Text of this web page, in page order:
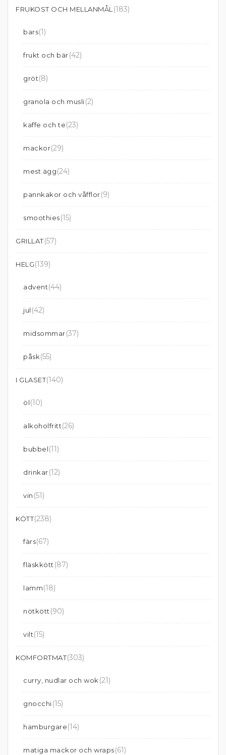
FRUKOST OCH MELLANMÅL (183)
bars(1)
frukt och bär(42)
gröt(8)
granola och musli(2)
kaffe och te(23)
mackor(29)
mest ägg(24)
pannkakor och våfflor(9)
smoothies(15)
GRILLAT(57)
HELG(139)
advent(44)
jul (42)
midsommar(37)
påsk(55)
I GLASET(140)
öl(10)
alkoholfritt(26)
bubbel(11)
drinkar(12)
vin (51)
KÖTT(238)
färs(67)
fläskkött (87)
lamm(18)
nötkött (90)
vilt(15)
KOMFORTMAT(303)
curry, nudlar och wok (21)
gnocchi(15)
hamburgare(14)
matiga mackor och wraps(61)